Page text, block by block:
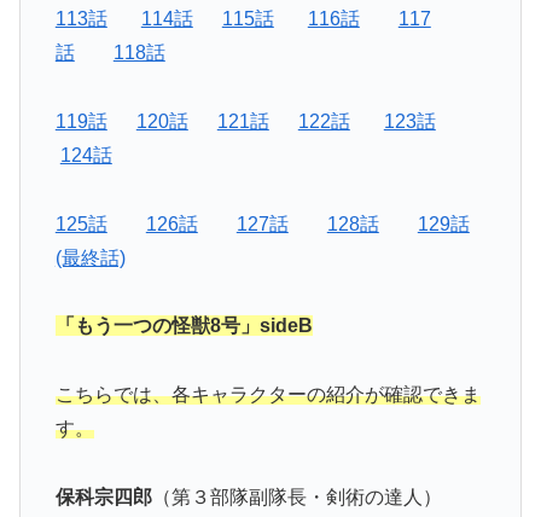
113話 114話 115話 116話
117
話
118話
119話 120話 121話 122話
123話
124話
125話 126話 127話 128話
129話
(最終話)
「もう一つの怪獣8号」sideB
こちらでは、各キャラクターの紹介が確認できま
す。
保科宗四郎（第３部隊副隊長・剣術の達人）